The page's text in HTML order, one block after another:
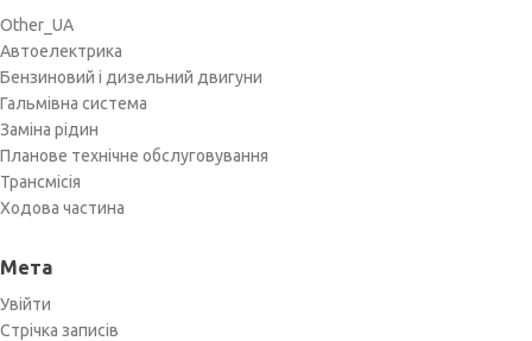
Other_UA
Автоелектрика
Бензиновий і дизельний двигуни
Гальмівна система
Заміна рідин
Планове технічне обслуговування
Трансмісія
Ходова частина
Мета
Увійти
Стрічка записів